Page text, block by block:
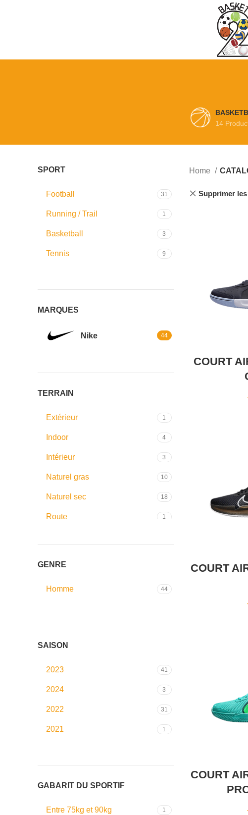
14
SPORT
Football 31
Running / Trail 1
Basketball 3
Tennis 9
MARQUES
Nike 44
TERRAIN
Extérieur 1
Indoor 4
Intérieur 3
Naturel gras 10
Naturel sec 18
Route 1
GENRE
Homme 44
SAISON
2023 41
2024 3
2022 31
2021 1
GABARIT DU SPORTIF
Entre 75kg et 90kg 1
Home
Supprimer
COURT
COURT
COURT